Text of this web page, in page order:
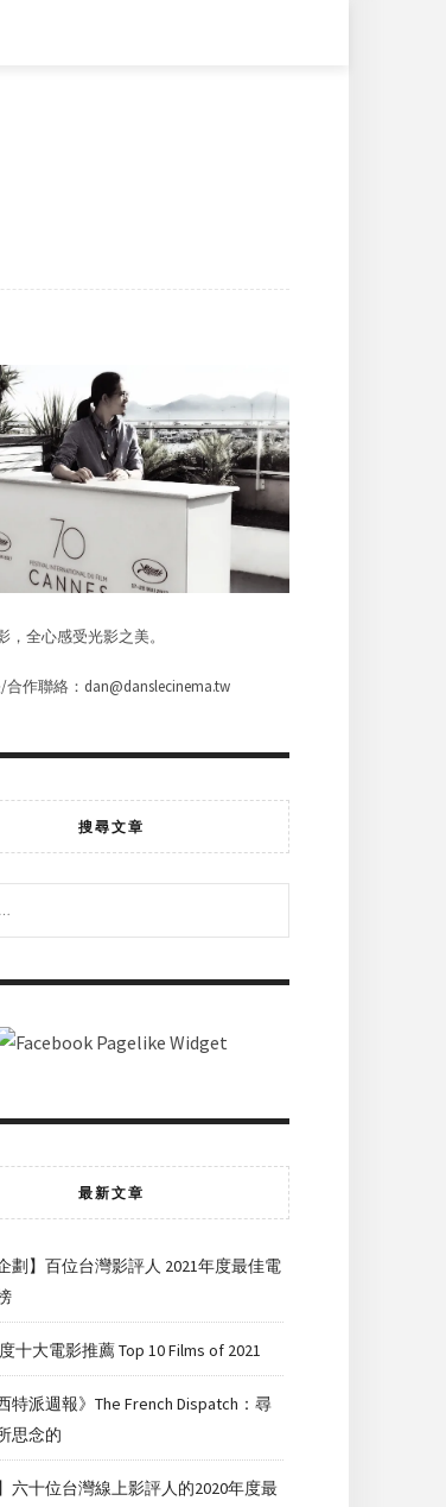
，全心感受光影之美。
作聯絡：dan@danslecinema.tw
搜尋文章
最新文章
劃】百位台灣影評人 2021年度最佳電
十大電影推薦 Top 10 Films of 2021
特派週報》The French Dispatch：尋
思念的
六十位台灣線上影評人的2020年度最